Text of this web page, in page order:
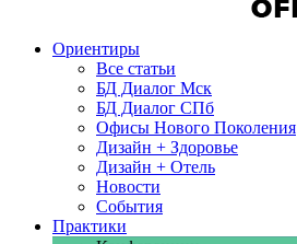
Ориентиры
Все статьи
БД Диалог Мск
БД Диалог СПб
Офисы Нового Поколения
Дизайн + Здоровье
Дизайн + Отель
Новости
События
Практики